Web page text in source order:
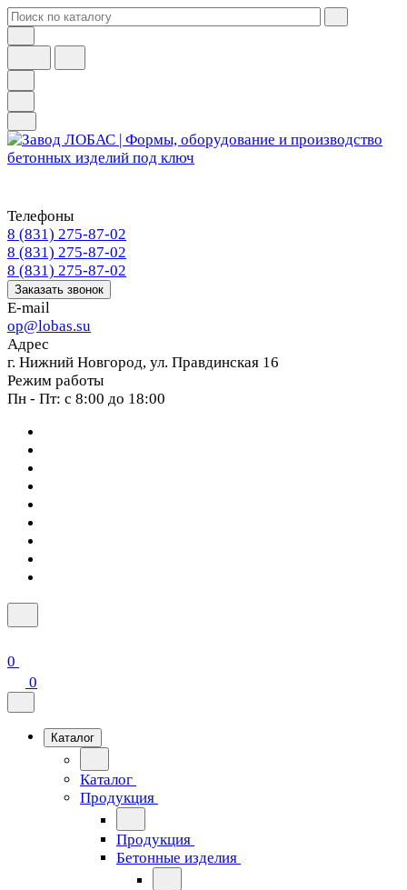
Телефоны
8 (831) 275-87-02
8 (831) 275-87-02
8 (831) 275-87-02
Заказать звонок
E-mail
op@lobas.su
Адрес
г. Нижний Новгород, ул. Правдинская 16
Режим работы
Пн - Пт: с 8:00 до 18:00
0
0
Каталог
Каталог
Продукция
Продукция
Бетонные изделия